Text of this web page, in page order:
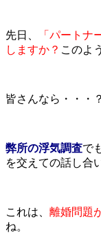
先日、
「パートナ
しますか？ このよ
皆さんなら・・・
弊所の浮気調査で
を交えての話し合
これは、 離婚問題
ね。